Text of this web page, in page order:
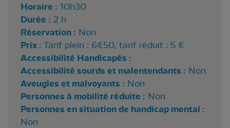
Horaire : 10h30
Durée : 2 h
Réservation : Non
Prix : Tarif plein : 6€50, tarif réduit : 5 €
Accessibilité Handicapés :
Accessibilité sourds et malentendants : Non
Aveugles et malvoyants : Non
Personnes à mobilité réduite : Non
Personnes en situation de handicap mental :
Non